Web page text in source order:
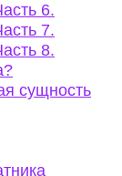
6.
7.
8.
сущность